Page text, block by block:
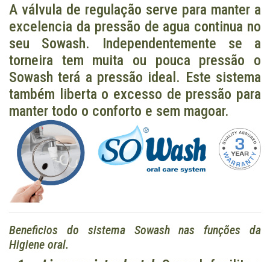
A válvula de regulação serve para manter a
excelencia da pressão de agua continua no
seu Sowash. Independentemente se a
torneira tem muita ou pouca pressão o
Sowash terá a pressão ideal. Este sistema
também liberta o excesso de pressão para
manter todo o conforto e sem magoar.
Beneficios do sistema Sowash nas funções da
Higiene oral.